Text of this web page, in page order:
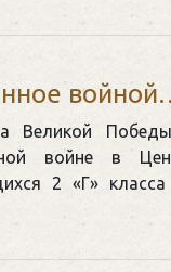
Великой
войне в
2 «Г»